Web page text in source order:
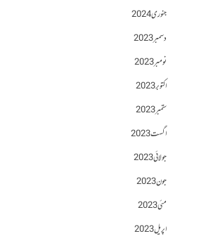
جنوری 2024
دسمبر 2023
نومبر 2023
اکتوبر 2023
ستمبر 2023
اگست 2023
جولائی 2023
جون 2023
مئی 2023
اپریل 2023